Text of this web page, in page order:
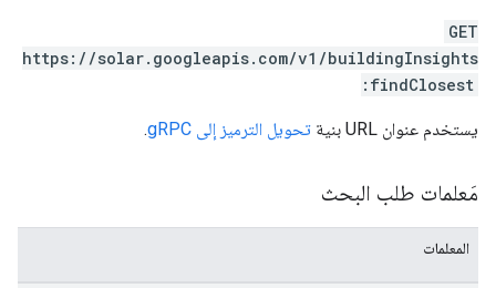
GET
https://solar.googleapis.com/v1/buildingInsights
:findClosest
يستخدم عنوان URL بنية تحويل الترميز إلى gRPC .
مَعلمات طلب البحث
المعلمات